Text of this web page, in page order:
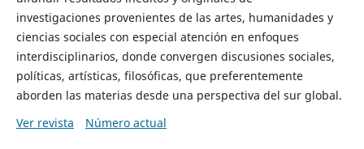
investigaciones provenientes de las artes, humanidades y
ciencias sociales con especial atención en enfoques
interdisciplinarios, donde convergen discusiones sociales,
políticas, artísticas, filosóficas, que preferentemente
aborden las materias desde una perspectiva del sur global.
Ver revista
Número actual